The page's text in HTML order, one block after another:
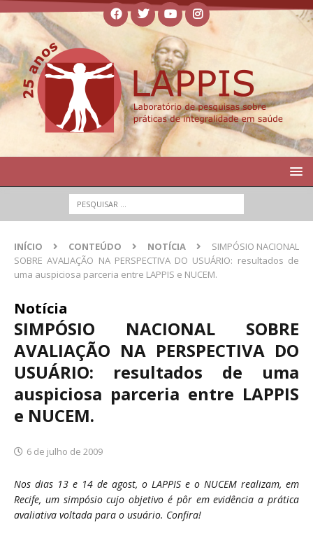
INÍCIO CONTEÚDO NOTÍCIA
SIMPÓSIO NACIONAL
SOBRE AVALIAÇÃO NA PERSPECTIVA DO USUÁRIO: resultados de
uma auspiciosa parceria entre LAPPIS e NUCEM.
Notícia
SIMPÓSIO NACIONAL SOBRE
AVALIAÇÃO NA PERSPECTIVA DO
USUÁRIO: resultados de uma
auspiciosa parceria entre LAPPIS
e NUCEM.
6 de julho de 2009
Nos dias 13 e 14 de agost, o LAPPIS e o NUCEM realizam, em
Recife, um simpósio cujo objetivo é pôr em evidência a prática
avaliativa voltada para o usuário. Confira!